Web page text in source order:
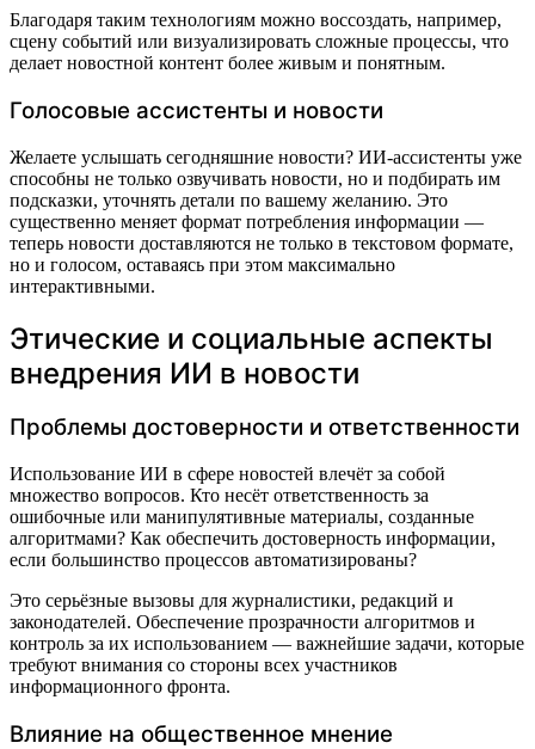
Благодаря таким технологиям можно воссоздать, например,
сцену событий или визуализировать сложные процессы, что
делает новостной контент более живым и понятным.
Голосовые ассистенты и новости
Желаете услышать сегодняшние новости? ИИ-ассистенты уже
способны не только озвучивать новости, но и подбирать им
подсказки, уточнять детали по вашему желанию. Это
существенно меняет формат потребления информации —
теперь новости доставляются не только в текстовом формате,
но и голосом, оставаясь при этом максимально
интерактивными.
Этические и социальные аспекты
внедрения ИИ в новости
Проблемы достоверности и ответственности
Использование ИИ в сфере новостей влечёт за собой
множество вопросов. Кто несёт ответственность за
ошибочные или манипулятивные материалы, созданные
алгоритмами? Как обеспечить достоверность информации,
если большинство процессов автоматизированы?
Это серьёзные вызовы для журналистики, редакций и
законодателей. Обеспечение прозрачности алгоритмов и
контроль за их использованием — важнейшие задачи, которые
требуют внимания со стороны всех участников
информационного фронта.
Влияние на общественное мнение